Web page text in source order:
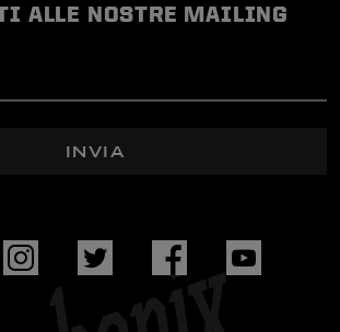
ALLE NOSTRE MAILING
INVIA